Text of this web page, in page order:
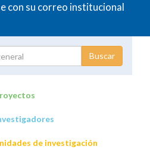
con su correo institucional
de investigación